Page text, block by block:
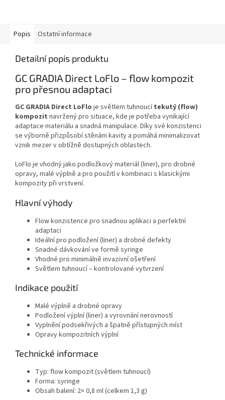
Popis
Ostatní informace
Detailní popis produktu
GC GRADIA Direct LoFlo – flow kompozit
pro přesnou adaptaci
GC GRADIA Direct LoFlo je světlem tuhnoucítekutý (flow)
kompozit navržený pro situace, kde je potřeba vynikající
adaptace materiálu a snadná manipulace. Díky své konzistenci
se výborně přizpůsobí stěnám kavity a pomáhá minimalizovat
vznik mezer v obtížně dostupných oblastech.
LoFlo je vhodný jako podložkový materiál (liner), pro drobné
opravy, malé výplně a pro použití v kombinaci s klasickými
kompozity při vrstvení.
Hlavní výhody
Flow konzistence pro snadnou aplikaci a perfektní
adaptaci
Ideální pro podložení (liner) a drobné defekty
Snadné dávkování ve formě syringe
Vhodné pro minimálně invazivní ošetření
Světlem tuhnoucí – kontrolované vytvrzení
Indikace použití
Malé výplně a drobné opravy
Podložení výplní (liner) a vyrovnání nerovností
Vyplnění podsekřivých a špatně přístupných míst
Opravy kompozitních výplní
Technické informace
Typ: flow kompozit (světlem tuhnoucí)
Forma: syringe
Obsah balení: 2× 0,8 ml (celkem 1,3 g)